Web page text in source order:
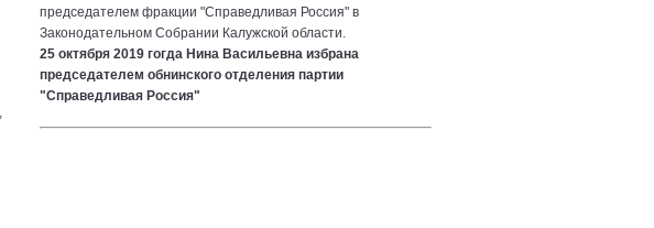
председателем фракции "Справедливая Россия" в
Законодательном Собрании Калужской области.
25 октября 2019 гогда Нина Васильевна избрана
председателем обнинского отделения партии
"Справедливая Россия"